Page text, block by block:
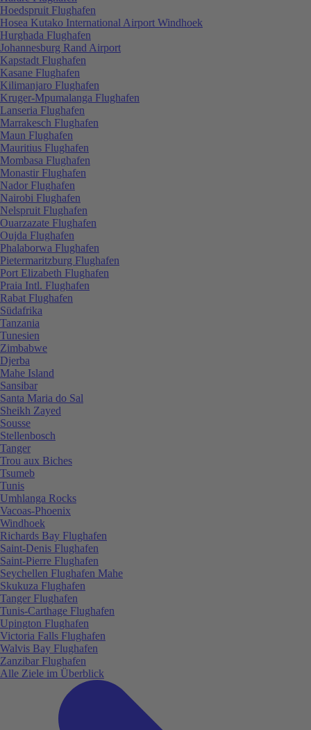
Hoedspruit Flughafen
Hosea Kutako International Airport Windhoek
Hurghada Flughafen
Johannesburg Rand Airport
Kapstadt Flughafen
Kasane Flughafen
Kilimanjaro Flughafen
Kruger-Mpumalanga Flughafen
Lanseria Flughafen
Marrakesch Flughafen
Maun Flughafen
Mauritius Flughafen
Mombasa Flughafen
Monastir Flughafen
Nador Flughafen
Nairobi Flughafen
Nelspruit Flughafen
Ouarzazate Flughafen
Oujda Flughafen
Phalaborwa Flughafen
Pietermaritzburg Flughafen
Port Elizabeth Flughafen
Praia Intl. Flughafen
Rabat Flughafen
Südafrika
Tanzania
Tunesien
Zimbabwe
Djerba
Mahe Island
Sansibar
Santa Maria do Sal
Sheikh Zayed
Sousse
Stellenbosch
Tanger
Trou aux Biches
Tsumeb
Tunis
Umhlanga Rocks
Vacoas-Phoenix
Windhoek
Richards Bay Flughafen
Saint-Denis Flughafen
Saint-Pierre Flughafen
Seychellen Flughafen Mahe
Skukuza Flughafen
Tanger Flughafen
Tunis-Carthage Flughafen
Upington Flughafen
Victoria Falls Flughafen
Walvis Bay Flughafen
Zanzibar Flughafen
Alle Ziele im Überblick